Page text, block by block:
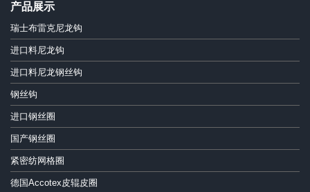
产品展示
瑞士布雷克尼龙钩
进口料尼龙钩
进口料尼龙钢丝钩
钢丝钩
进口钢丝圈
国产钢丝圈
紧密纺网格圈
德国Accotex皮辊皮圈